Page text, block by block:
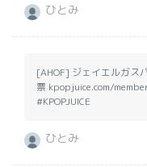
ひとみ
[AHOF] ジェイエルガス
票 kpopjuice.com/
#KPOPJUICE
ひとみ